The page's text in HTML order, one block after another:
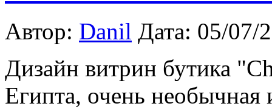
Автор: Danil Дата: 05/07/
Дизайн витрин бутика
Египта, очень необычная